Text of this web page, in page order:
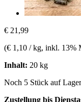
€ 21,99
(€ 1,10 / kg, inkl. 13%
Inhalt: 20 kg
Noch 5 Stück auf Lager
Zustellung bis